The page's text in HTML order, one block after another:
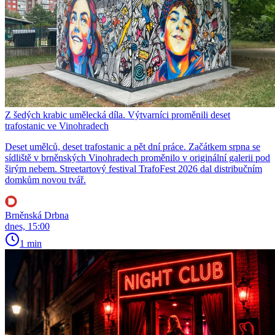
Z šedých krabic umělecká díla. Výtvarníci proměnili deset
trafostanic ve Vinohradech
Deset umělců, deset trafostanic a pět dní práce. Začátkem srpna se
sídliště v brněnských Vinohradech proměnilo v originální galerii pod
širým nebem. Streetartový festival TrafoFest 2026 dal distribučním
domkům novou tvář.
Brněnská Drbna
dnes, 15:00
1 min